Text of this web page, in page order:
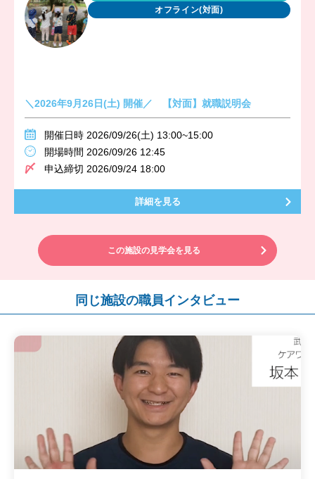
オフライン(対面)
＼2026年9月26日(土) 開催／ 【対面】就職説明会
開催日時 2026/09/26(土) 13:00~15:00
開場時間 2026/09/26 12:45
申込締切 2026/09/24 18:00
詳細を見る
この施設の見学会を見る
同じ施設の職員インタビュー